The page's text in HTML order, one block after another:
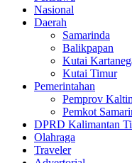
Nasional
Daerah
Samarinda
Balikpapan
Kutai
Kutai Timur
Pemerintahan
Pemprov
Pemkot
DPRD Kalimantan
Olahraga
Traveler